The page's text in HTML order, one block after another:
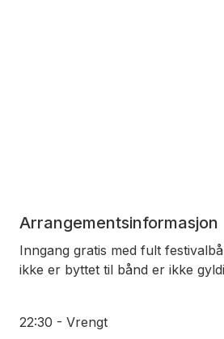
Arrangementsinformasjon
Inngang gratis med fult
ikke er byttet til bånd er ikke
22:30 - Vrengt